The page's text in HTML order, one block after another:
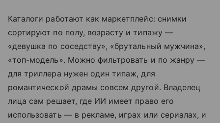
Каталоги работают как маркетплейс: снимки
сортируют по полу, возрасту и типажу —
«девушка по соседству», «брутальный мужчина»,
«топ-модель». Можно фильтровать и по жанру —
для триллера нужен один типаж, для
романтической драмы совсем другой. Владелец
лица сам решает, где ИИ имеет право его
использовать — в рекламе, играх или сериалах, и